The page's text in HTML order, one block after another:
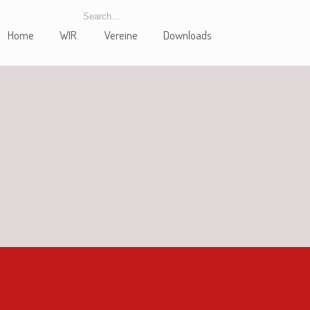
Home WIR. Vereine Downloads